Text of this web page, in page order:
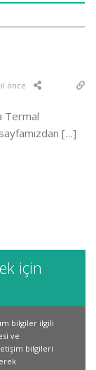
önce
Termal
[…]
için
bilgiler ilgili
ve
bilgileri